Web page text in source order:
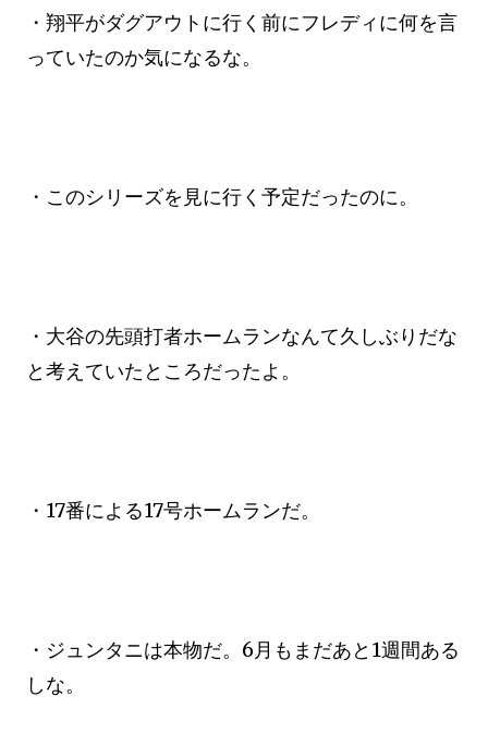
・翔平がダグアウトに行く前にフレディに何を言
っていたのか気になるな。
・このシリーズを見に行く予定だったのに。
・大谷の先頭打者ホームランなんて久しぶりだな
と考えていたところだったよ。
・17番による17号ホームランだ。
・ジュンタニは本物だ。6月もまだあと1週間ある
しな。